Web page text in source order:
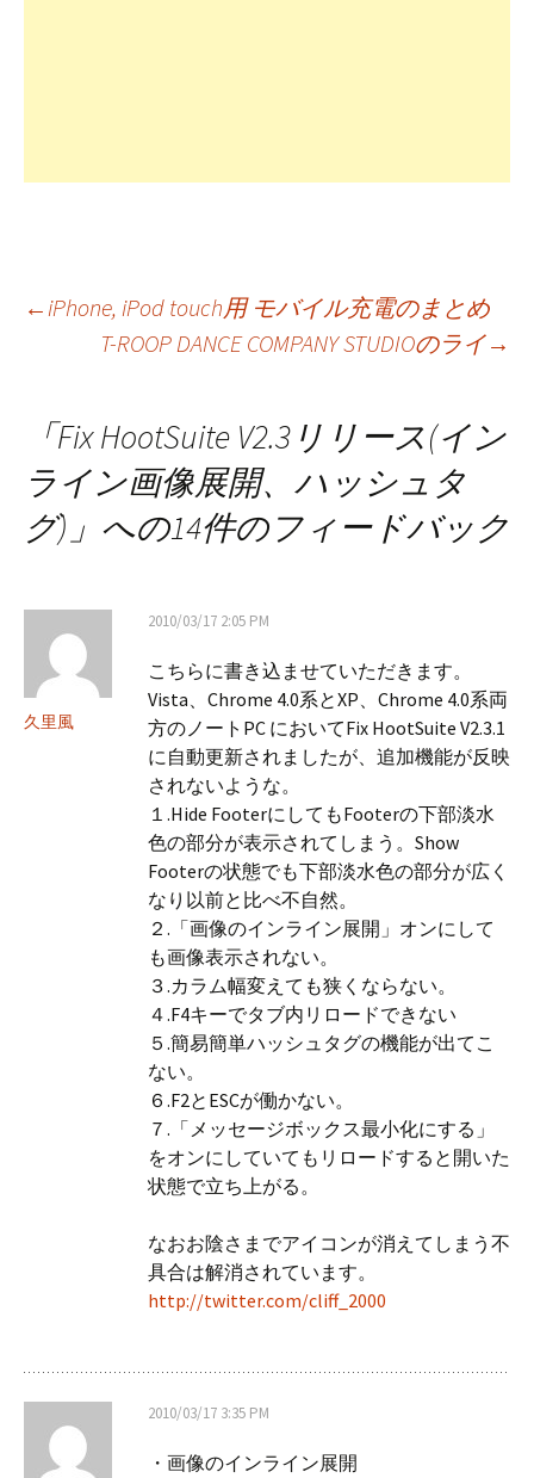
投
ナ
ビ
ゲ
ー
←iPhone, iPod touch用 モバイル充電のまとめ
T-ROOP DANCE COMPANY STUDIOのライ→
「Fix HootSuite V2.3リリース(イン
ライン画像展開、ハッシュタ
グ) 」への14件のフィードバック
久里風
2010/03/17 2:05 PM
こちらに書き込ませていただきます。
Vista、Chrome 4.0系とXP、Chrome 4.0系両
方のノートPC においてFix HootSuite V2.3.1
に自動更新されましたが、追加機能が反映
されないような。
１.Hide FooterにしてもFooterの下部淡水
色の部分が表示されてしまう。Show
Footerの状態でも下部淡水色の部分が広く
なり以前と比べ不自然。
２.「画像のインライン展開」オンにして
も画像表示されない。
３.カラム幅変えても狭くならない。
４.F4キーでタブ内リロードできない
５.簡易簡単ハッシュタグの機能が出てこ
ない。
６.F2とESCが働かない。
７.「メッセージボックス最小化にする」
をオンにしていてもリロードすると開いた
状態で立ち上がる。
なおお陰さまでアイコンが消えてしまう不
具合は解消されています。
http://twitter.com/cliff_2000
2010/03/17 3:35 PM
・画像のインライン展開